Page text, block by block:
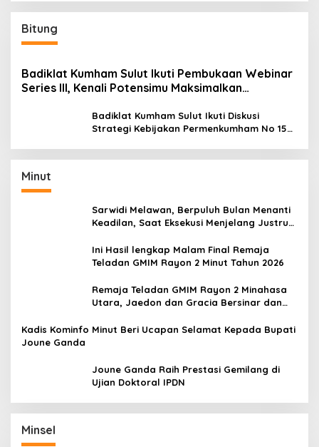
Bitung
Badiklat Kumham Sulut Ikuti Pembukaan Webinar
Series III, Kenali Potensimu Maksimalkan
Badiklat Kumham Sulut Ikuti Diskusi
Strategi Kebijakan Permenkumham No 15
Minut
Sarwidi Melawan, Berpuluh Bulan Menanti
Keadilan, Saat Eksekusi Menjelang Justru
Ini Hasil lengkap Malam Final Remaja
Teladan GMIM Rayon 2 Minut Tahun 2026
Remaja Teladan GMIM Rayon 2 Minahasa
Utara, Jaedon dan Gracia Bersinar dan
Kadis Kominfo Minut Beri Ucapan Selamat Kepada Bupati
Joune Ganda
Joune Ganda Raih Prestasi Gemilang di
Ujian Doktoral IPDN
Minsel